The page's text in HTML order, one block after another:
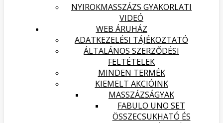
NYIROKMASSZÁZS GYAKORLATI
VIDEÓ
WEB ÁRUHÁZ
ADATKEZELÉSI TÁJÉKOZTATÓ
ÁLTALÁNOS SZERZŐDÉSI
FELTÉTELEK
MINDEN TERMÉK
KIEMELT AKCIÓINK
MASSZÁZSÁGYAK
FABULO UNO SET
ÖSSZECSUKHATÓ ÉS